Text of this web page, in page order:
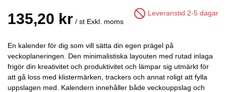
135,20 kr / st Exkl. moms
Leveranstid 2-5 dagar
En kalender för dig som vill sätta din egen prägel på
veckoplaneringen. Den minimalistiska layouten med rutad inlaga
frigör din kreativitet och produktivitet och lämpar sig utmärkt för
att gå loss med klistermärken, trackers och annat roligt att fylla
uppslagen med. Kalendern innehåller både veckouppslag och